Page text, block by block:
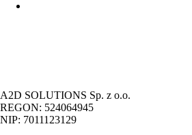
A2D SOLUTIONS Sp. z o.o.
REGON: 524064945
NIP: 7011123129